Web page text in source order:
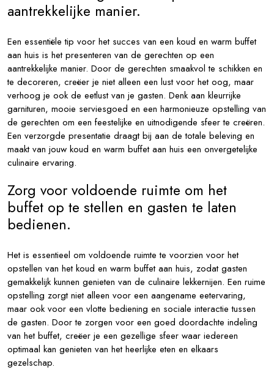
aantrekkelijke manier.
Een essentiële tip voor het succes van een koud en warm buffet
aan huis is het presenteren van de gerechten op een
aantrekkelijke manier. Door de gerechten smaakvol te schikken en
te decoreren, creëer je niet alleen een lust voor het oog, maar
verhoog je ook de eetlust van je gasten. Denk aan kleurrijke
garnituren, mooie serviesgoed en een harmonieuze opstelling van
de gerechten om een feestelijke en uitnodigende sfeer te creëren.
Een verzorgde presentatie draagt bij aan de totale beleving en
maakt van jouw koud en warm buffet aan huis een onvergetelijke
culinaire ervaring.
Zorg voor voldoende ruimte om het
buffet op te stellen en gasten te laten
bedienen.
Het is essentieel om voldoende ruimte te voorzien voor het
opstellen van het koud en warm buffet aan huis, zodat gasten
gemakkelijk kunnen genieten van de culinaire lekkernijen. Een ruime
opstelling zorgt niet alleen voor een aangename eetervaring,
maar ook voor een vlotte bediening en sociale interactie tussen
de gasten. Door te zorgen voor een goed doordachte indeling
van het buffet, creëer je een gezellige sfeer waar iedereen
optimaal kan genieten van het heerlijke eten en elkaars
gezelschap.